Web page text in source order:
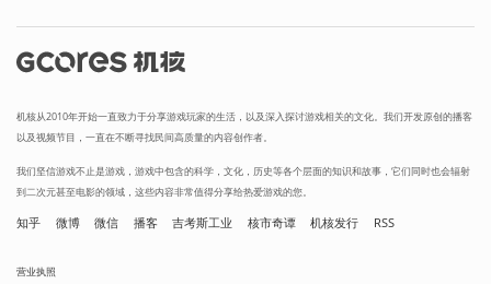
机核从2010年开始一直致力于分享游戏玩家的生活，以及深入探讨游戏相关的文化。我们开发原创的播客
以及视频节目，一直在不断寻找民间高质量的内容创作者。
我们坚信游戏不止是游戏，游戏中包含的科学，文化，历史等各个层面的知识和故事，它们同时也会辐射
到二次元甚至电影的领域，这些内容非常值得分享给热爱游戏的您。
知乎 微博 微信 播客 吉考斯工业 核市奇谭 机核发行 RSS
营业执照